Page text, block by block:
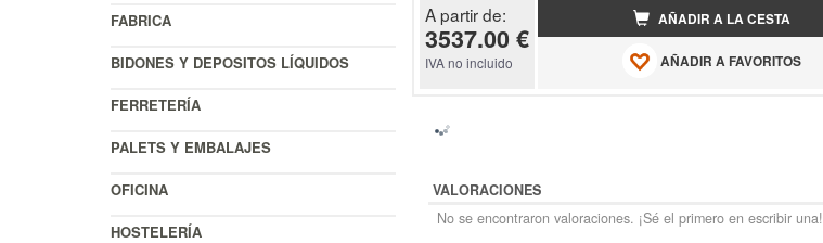
FABRICA
BIDONES Y DEPOSITOS LÍQUIDOS
FERRETERÍA
PALETS Y EMBALAJES
OFICINA
HOSTELERÍA
A partir de:
3537.00 €
IVA no incluido
AÑADIR A LA CESTA
AÑADIR A FAVORITOS
VALORACIONES
No se encontraron valoraciones. ¡Sé el primero en escribir una!